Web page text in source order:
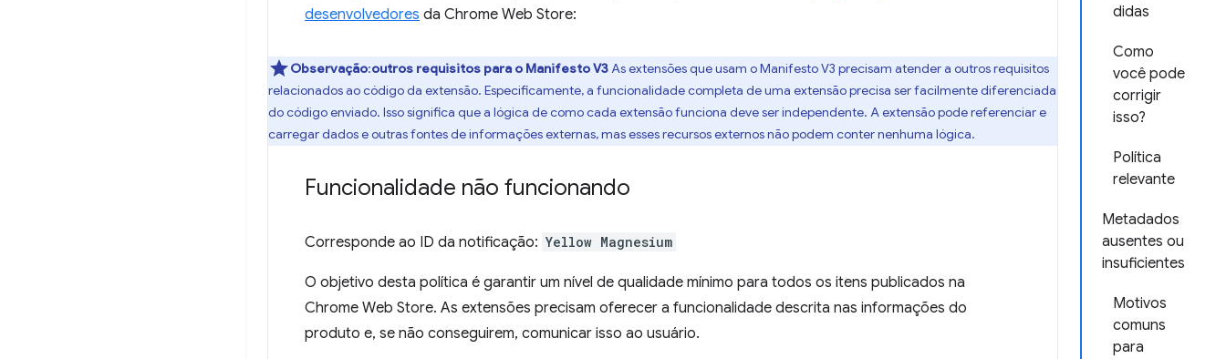
didas
Como
você pode
corrigir
isso?
Política
relevante
Metadados
ausentes ou
insuficientes
Motivos
comuns
para
desenvolvedores da Chrome Web Store:
Observação:outros requisitos para o Manifesto V3As extensões que usam o Manifesto V3 precisam atender a outros requisitos
relacionados ao código da extensão. Especificamente, a funcionalidade completa de uma extensão precisa ser facilmente diferenciada
do código enviado. Isso significa que a lógica de como cada extensão funciona deve ser independente. A extensão pode referenciar e
carregar dados e outras fontes de informações externas, mas esses recursos externos não podem conter nenhuma lógica.
Funcionalidade não funcionando
Corresponde ao ID da notificação: Yellow Magnesium
O objetivo desta política é garantir um nível de qualidade mínimo para todos os itens publicados na
Chrome Web Store. As extensões precisam oferecer a funcionalidade descrita nas informações do
produto e, se não conseguirem, comunicar isso ao usuário.